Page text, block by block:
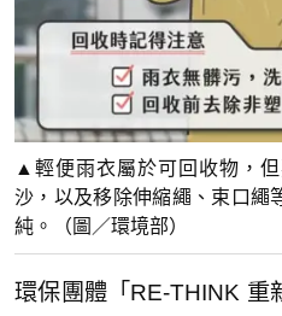
▲輕便雨衣屬於可回收物，
沙，以及移除伸縮繩、束口繩
純。（圖／環境部）
環保團體「RE-THINK 重